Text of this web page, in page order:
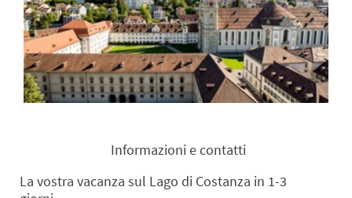
Informazioni e contatti
La vostra vacanza sul Lago di Costanza in 1-3